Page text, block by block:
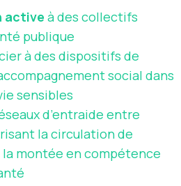
active à des collectifs
publique
à des dispositifs de
social dans
sensibles
d’entraide entre
la circulation de
montée en compétence